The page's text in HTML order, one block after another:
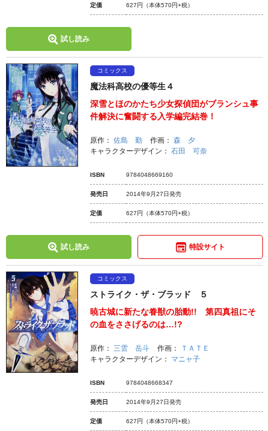
定価 627円 （本体570円+税）
試し読み
コミックス
魔法科高校の優等生４
深雪とほのかたち少女探偵団がブランシュ事
件解決に奮闘する入学編完結巻！
原作： 佐島 勤 作画： 森 夕
キャラクターデザイン： 石田 可奈
ISBN 9784048669160
発売日 2014年9月27日発売
定価 627円 （本体570円+税）
試し読み 特設サイト
コミックス
ストライク・ザ・ブラッド ５
暁古城に新たな眷獣の胎動!! 第四真祖にそ
の血をささげるのは…!?
原作： 三雲 岳斗 作画：
ＴＡＴＥ
キャラクターデザイン： マニャ子
ISBN 9784048668347
発売日 2014年9月27日発売
定価 627円 （本体570円+税）